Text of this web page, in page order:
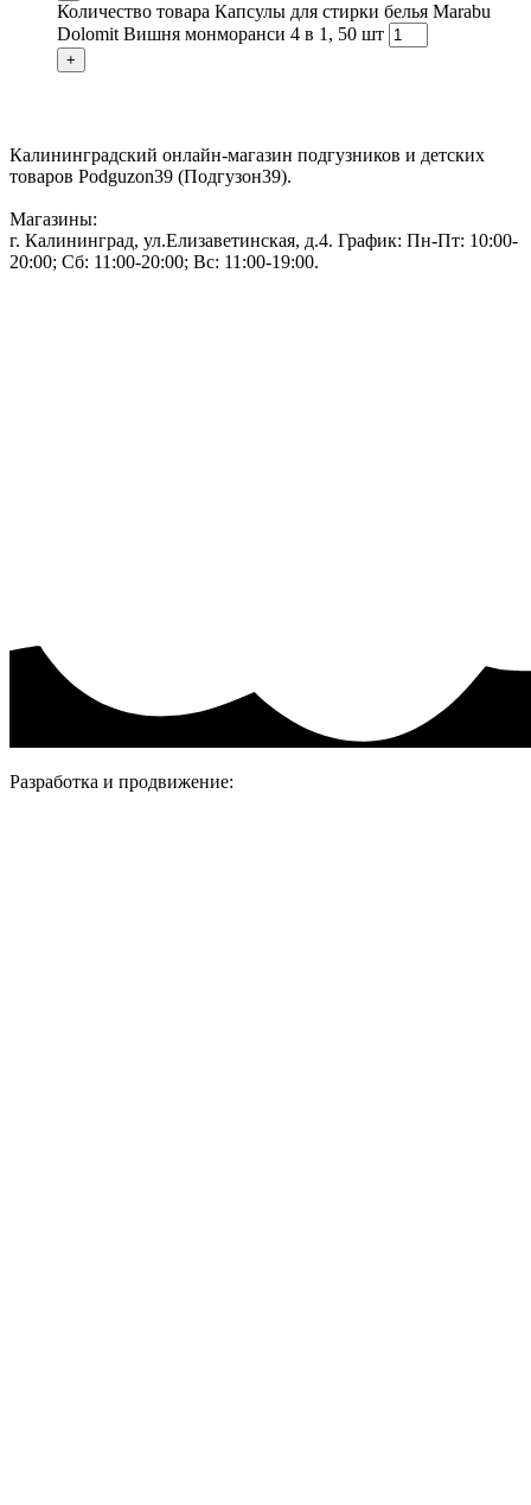
Количество товара Капсулы для стирки белья Marabu
Dolomit Вишня монморанси 4 в 1, 50 шт
+
Калининградский онлайн-магазин подгузников и детских
товаров Podguzon39 (Подгузон39).
Магазины:
г. Калининград, ул.Елизаветинская, д.4. График: Пн-Пт: 10:00-
20:00; Сб: 11:00-20:00; Вс: 11:00-19:00.
Разработка и продвижение: